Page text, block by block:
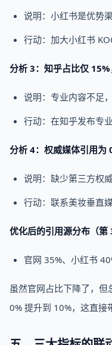
说明：小红书是优势
行动：加大小红书
分析 3：知乎占比仅
说明：专业内容不足
行动：在知乎发布专
分析 4：权威媒体引用为
说明：缺少第三方权
行动：联系美妆垂直
优化后的引用源分布（第
官网 35%、小红书
虽然官网占比下降了，
0% 提升到 10%，这直接